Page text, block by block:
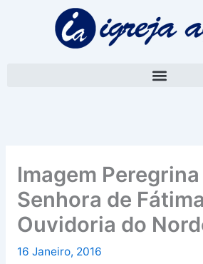
Imagem
Senhora de
Ouvidoria do
16 Janeiro, 2016